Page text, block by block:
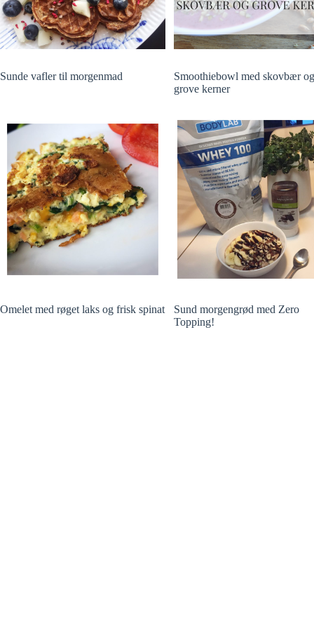
Sunde vafler til morgenmad
Smoothiebowl med skovbær og
grove kerner
Omelet med røget laks og frisk spinat
Sund morgengrød med Zero
Topping!